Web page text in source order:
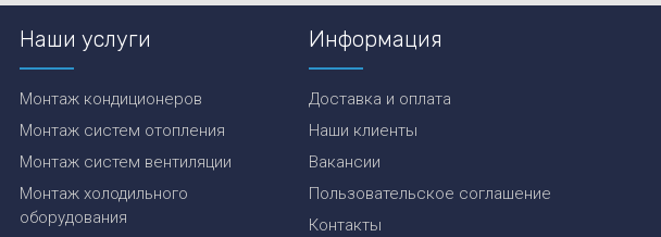
Наши услуги
Монтаж кондиционеров
Монтаж систем отопления
Монтаж систем вентиляции
Монтаж холодильного
оборудования
Информация
Доставка и оплата
Наши клиенты
Вакансии
Пользовательское соглашение
Контакты